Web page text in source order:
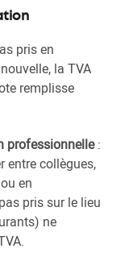
pris en
la TVA
remplisse
professionnelle:
entre collègues,
en
pris sur le lieu
ne